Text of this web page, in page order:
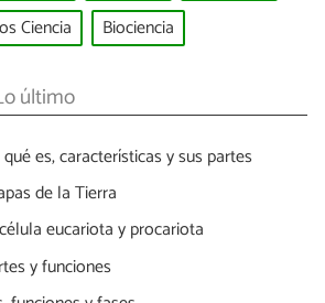
Ciencia
Biociencia
último
es, características y sus partes
de la Tierra
eucariota y procariota
y funciones